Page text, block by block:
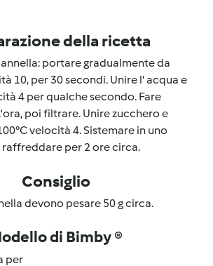
della ricetta
portare gradualmente da
10, per 30 secondi. Unire l' acqua e
4 per qualche secondo. Fare
poi filtrare. Unire zucchero e
velocità 4. Sistemare in uno
per 2 ore circa.
Consiglio
devono pesare 50 g circa.
di Bimby ®
per